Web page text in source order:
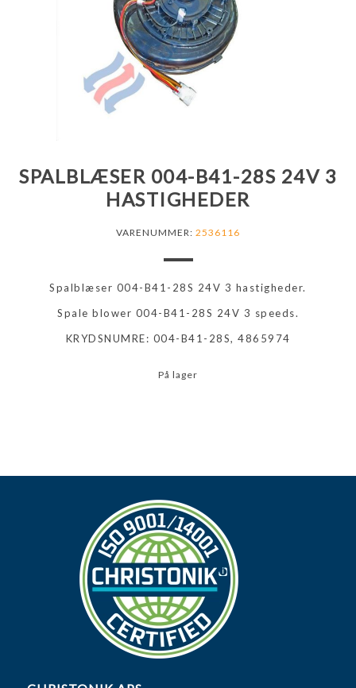
SPALBLÆSER 004-B41-28S 24V 3
HASTIGHEDER
VARENUMMER: 2536116
Spalblæser 004-B41-28S 24V 3 hastigheder.
Spale blower 004-B41-28S 24V 3 speeds.
KRYDSNUMRE: 004-B41-28S, 4865974
På lager